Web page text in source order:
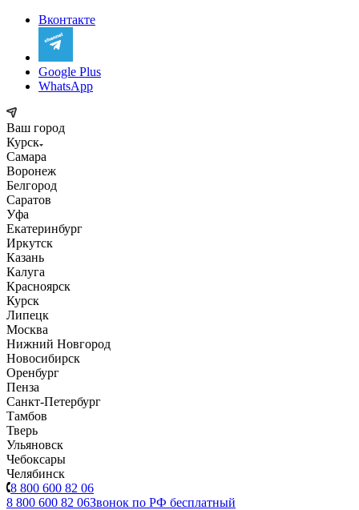
Вконтакте
Google Plus
WhatsApp
Ваш город
Курск
Самара
Воронеж
Белгород
Саратов
Уфа
Екатеринбург
Иркутск
Казань
Калуга
Красноярск
Курск
Липецк
Москва
Нижний Новгород
Новосибирск
Оренбург
Пенза
Санкт-Петербург
Тамбов
Тверь
Ульяновск
Чебоксары
Челябинск
8 800 600 82 06
8 800 600 82 06Звонок по РФ бесплатный